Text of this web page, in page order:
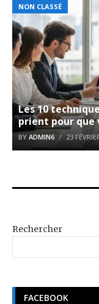
NON CLASSÉ
Les 10
prient pour que
BY ADMIN6 23
Rechercher
FACEBOOK